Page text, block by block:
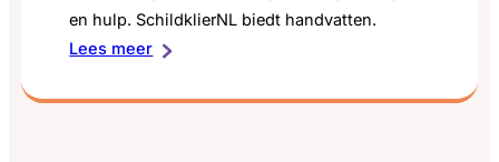
en hulp. SchildklierNL biedt handvatten.
Lees meer: